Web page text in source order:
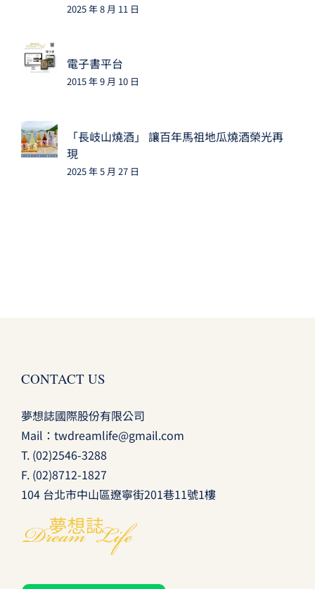
2025 年 8 月 11 日
電子書平台
2015 年 9 月 10 日
「長岐山燒酒」 讓百年馬祖地瓜燒酒榮光再
現
2025 年 5 月 27 日
CONTACT US
夢想誌國際股份有限公司
Mail： twdreamlife@gmail.com
T. (02)2546-3288
F. (02)8712-1827
104 台北市中山區遼寧街201巷11號1樓